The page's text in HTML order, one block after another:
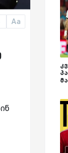
Aa